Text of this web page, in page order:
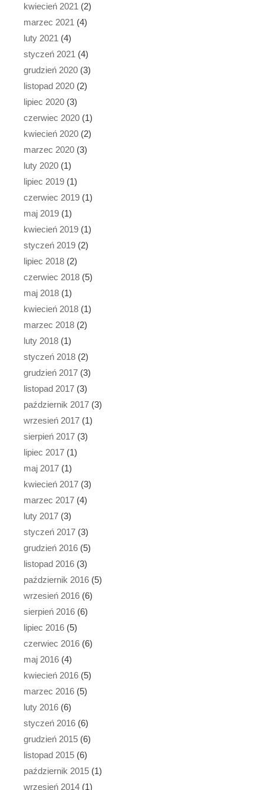
kwiecień 2021 (2)
marzec 2021 (4)
luty 2021 (4)
styczeń 2021 (4)
grudzień 2020 (3)
listopad 2020 (2)
lipiec 2020 (3)
czerwiec 2020 (1)
kwiecień 2020 (2)
marzec 2020 (3)
luty 2020 (1)
lipiec 2019 (1)
czerwiec 2019 (1)
maj 2019 (1)
kwiecień 2019 (1)
styczeń 2019 (2)
lipiec 2018 (2)
czerwiec 2018 (5)
maj 2018 (1)
kwiecień 2018 (1)
marzec 2018 (2)
luty 2018 (1)
styczeń 2018 (2)
grudzień 2017 (3)
listopad 2017 (3)
październik 2017 (3)
wrzesień 2017 (1)
sierpień 2017 (3)
lipiec 2017 (1)
maj 2017 (1)
kwiecień 2017 (3)
marzec 2017 (4)
luty 2017 (3)
styczeń 2017 (3)
grudzień 2016 (5)
listopad 2016 (3)
październik 2016 (5)
wrzesień 2016 (6)
sierpień 2016 (6)
lipiec 2016 (5)
czerwiec 2016 (6)
maj 2016 (4)
kwiecień 2016 (5)
marzec 2016 (5)
luty 2016 (6)
styczeń 2016 (6)
grudzień 2015 (6)
listopad 2015 (6)
październik 2015 (1)
wrzesień 2014 (1)